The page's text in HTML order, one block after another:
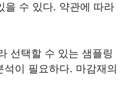
을 수 있다. 약관에 따라
선택할 수 있는 샘플링
이 필요하다. 마감재의